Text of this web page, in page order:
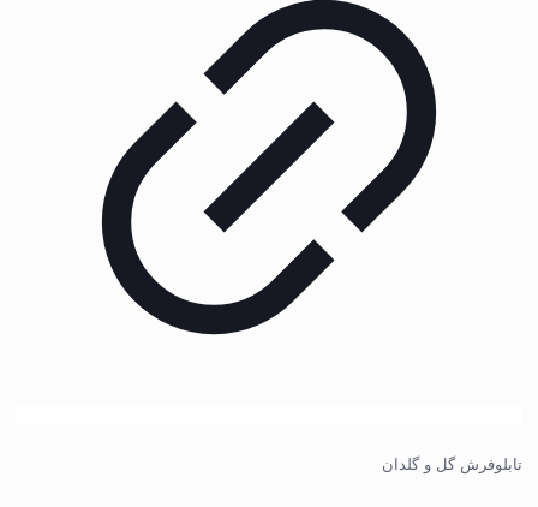
تابلوفرش گل و گلدان